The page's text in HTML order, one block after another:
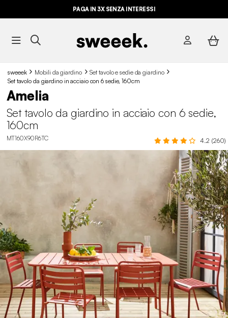
PAGA IN 3X SENZA INTERESSI
sweeek Mobili da giardino
Set tavolo e sedie da giardino
Set tavolo da giardino in acciaio con 6 sedie, 160cm
Amelia
Set tavolo da giardino in acciaio con 6 sedie,
160cm
MT160X90R6TC 4.2 (260)